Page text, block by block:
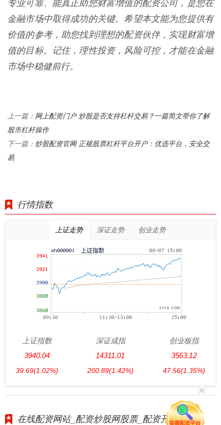
专业可靠、能真正助您财富增值的配资公司，是您在
金融市场中取得成功的关键。希望本文能为您提供有
价值的参考，助您找到理想的配资伙伴，实现财富增
值的目标。记住，理性投资，风险可控，才能在金融
市场中稳健前行。
上一篇： 网上配资门户 炒股是否支持杠杆交易？一篇简文带你了解
股市杠杆操作
下一篇： 炒股配资官网 正规股票杠杆平台开户：优选平台，安全交
易
行情指数
上证走势 深证走势 创业走势
上证指数
3940.04
39.69(1.02%)
深证成指
14311.01
200.89(1.42%)
创业板指
3563.12
47.56(1.35%)
在线配资网站_配资炒股网股票_配资开户